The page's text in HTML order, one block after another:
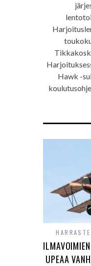
Hawk -
UPEAA